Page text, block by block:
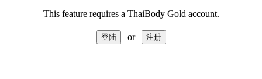
This feature requires a ThaiBody Gold account.
or